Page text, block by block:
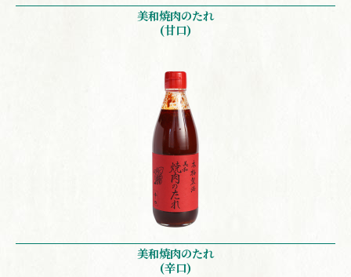
美和焼肉のたれ
(甘口)
美和焼肉のたれ
(辛口)